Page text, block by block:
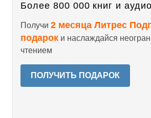
Более 800 000 книг и
Получи 2 месяца Литрес
подарок и наслаждайся
чтением
ПОЛУЧИТЬ ПОДАРОК